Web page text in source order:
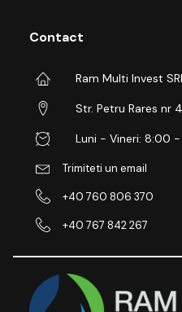
Contact
Ram Multi Invest
Str. Petru Rares nr
Luni - Vineri: 8:00 -
Trimiteti un email
+40 760 806 370
+40 767 842 267